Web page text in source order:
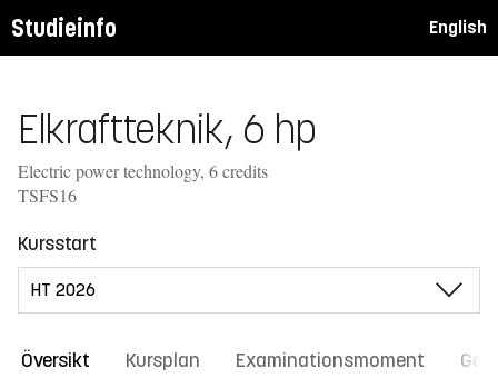
Studieinfo English
Elkraftteknik, 6 hp
Electric power technology, 6 credits
TSFS16
Kursstart
Översikt Kursplan Examinationsmoment